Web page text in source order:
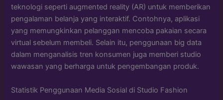
teknologi seperti augmented reality (AR) untuk memberikan
pengalaman belanja yang interaktif. Contohnya, aplikasi
yang memungkinkan pelanggan mencoba pakaian secara
virtual sebelum membeli. Selain itu, penggunaan big data
dalam menganalisis tren konsumen juga memberi studio
wawasan yang berharga untuk pengembangan produk.
Statistik Penggunaan Media Sosial di Studio Fashion